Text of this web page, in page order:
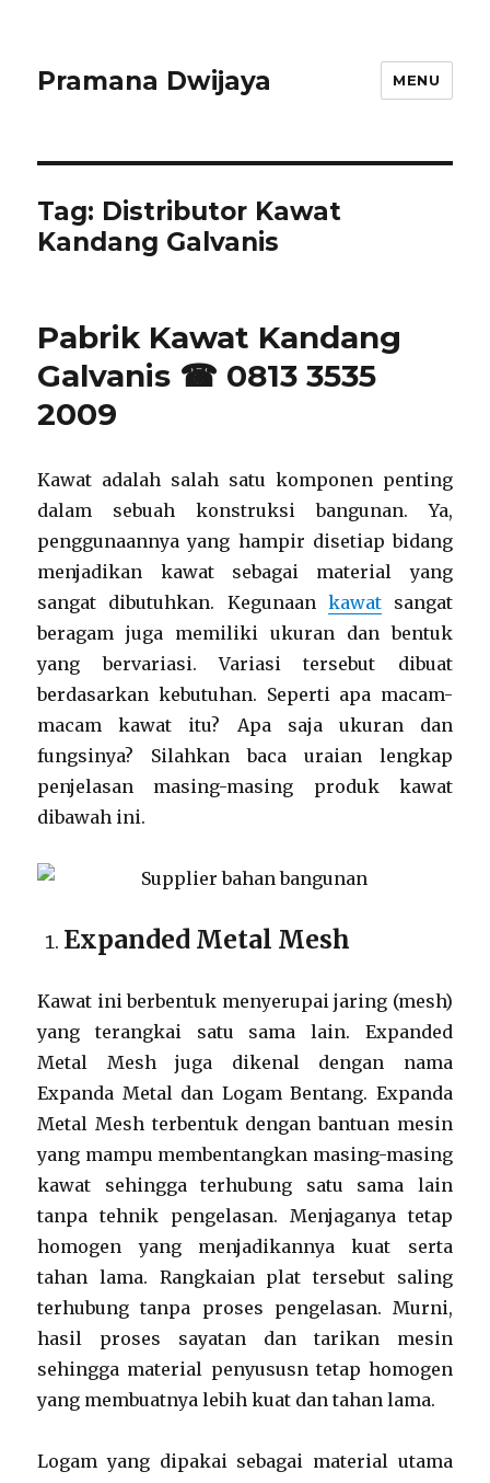
Pramana Dwijaya MENU
Tag: Distributor Kawat
Kandang Galvanis
Pabrik Kawat Kandang
Galvanis ☎ 0813 3535
2009
Kawat adalah salah satu komponen penting
dalam sebuah konstruksi bangunan. Ya,
penggunaannya yang hampir disetiap bidang
menjadikan kawat sebagai material yang
sangat dibutuhkan. Kegunaan kawatsangat
beragam juga memiliki ukuran dan bentuk
yang bervariasi. Variasi tersebut dibuat
berdasarkan kebutuhan. Seperti apa macam-
macam kawat itu? Apa saja ukuran dan
fungsinya? Silahkan baca uraian lengkap
penjelasan masing-masing produk kawat
dibawah ini.
Expanded Metal Mesh
Kawat ini berbentuk menyerupai jaring (mesh)
yang terangkai satu sama lain. Expanded
Metal Mesh juga dikenal dengan nama
Expanda Metal dan Logam Bentang. Expanda
Metal Mesh terbentuk dengan bantuan mesin
yang mampu membentangkan masing-masing
kawat sehingga terhubung satu sama lain
tanpa tehnik pengelasan. Menjaganya tetap
homogen yang menjadikannya kuat serta
tahan lama. Rangkaian plat tersebut saling
terhubung tanpa proses pengelasan. Murni,
hasil proses sayatan dan tarikan mesin
sehingga material penyususn tetap homogen
yang membuatnya lebih kuat dan tahan lama.
Logam yang dipakai sebagai material utama